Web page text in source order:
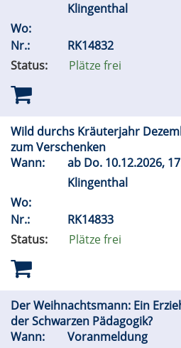
Klingenthal
Wo:
Nr.:
RK14832
Status:
Plätze frei
Wild durchs Kräuterjahr
zum Verschenken
Wann:
ab Do. 10.12.2026,
Klingenthal
Wo:
Nr.:
RK14833
Status:
Plätze frei
Der Weihnachtsmann: Ein
der Schwarzen Pädagogik?
Wann:
Voranmeldung